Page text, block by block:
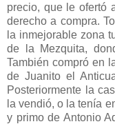
precio, que le ofertó
derecho a compra.
la inmejorable zona
de la Mezquita,
También compró en
de Juanito el
Posteriormente la
la vendió, o la tenía
y primo de Antonio